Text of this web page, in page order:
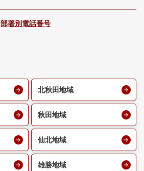
部署別電話番号
北秋田地域
秋田地域
仙北地域
雄勝地域